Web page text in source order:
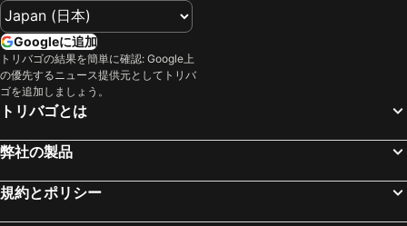
Stadtschlaining, spa hotels
Bruck an der Leitha, spa hotels
Oberpullendorf, spa hotels
Mönchhof, spa hotels
Friedberg, spa hotels
イルミッツ, spa hotels
Rojtokmuzsaj, spa hotels
Mönichkirchen, spa hotels
ゴルス, spa hotels
Csorna, spa hotels
Googleに追加
トリバゴの結果を簡単に確認: Google上
の優先するニュース提供元としてトリバ
ゴを追加しましょう。
トリバゴとは
弊社の製品
規約とポリシー